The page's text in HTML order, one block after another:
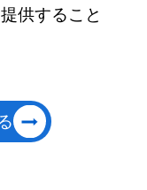
供すること